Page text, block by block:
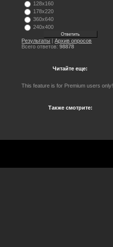
128x160
178x220
360x640
240x400
Результаты |Архив опросов
Всего ответов:98878
Читайте еще:
This feature is for Premium users only!
Также смотрите: